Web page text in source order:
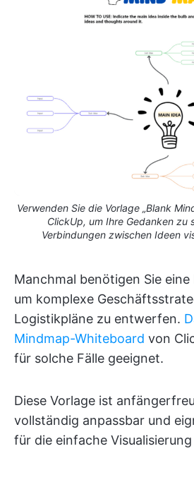
Verwenden Sie die Vorlage „Blank
ClickUp, um Ihre Gedanken zu
Verbindungen zwischen Ideen
Manchmal benötigen Sie eine
um komplexe
Logistikpläne zu entwerfen.
Mindmap-Whiteboard von
für solche Fälle geeignet.
Diese Vorlage ist
vollständig anpassbar und
für die einfache